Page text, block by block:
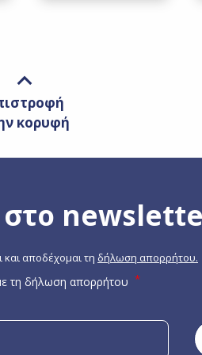
κορυφή
στο
αποδέχομαι τη δήλωση απορρήτου.
τη δήλωση απορρήτου